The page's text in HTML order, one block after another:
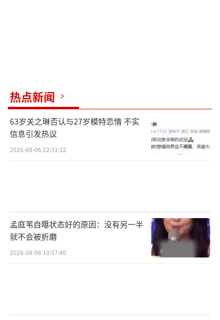
热点新闻
63岁关之琳否认与27岁模特恋情 不实
信息引发热议
2026-08-06 22:31:12
孟庭苇自曝状态好的原因：没有另一半
就不会被折磨
2026-08-06 10:57:40